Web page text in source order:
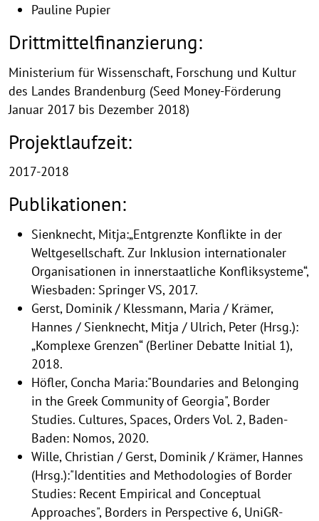
Pauline Pupier
Drittmittelfinanzierung:
Ministerium für Wissenschaft, Forschung und Kultur
des Landes Brandenburg (Seed Money-Förderung
Januar 2017 bis Dezember 2018)
Projektlaufzeit:
2017-2018
Publikationen:
Sienknecht, Mitja:„Entgrenzte Konflikte in der
Weltgesellschaft. Zur Inklusion internationaler
Organisationen in innerstaatliche Konfliksysteme“,
Wiesbaden: Springer VS, 2017.
Gerst, Dominik / Klessmann, Maria / Krämer,
Hannes / Sienknecht, Mitja / Ulrich, Peter (Hrsg.):
„Komplexe Grenzen“ (Berliner Debatte Initial 1),
2018.
Höfler, Concha Maria:"Boundaries and Belonging
in the Greek Community of Georgia", Border
Studies. Cultures, Spaces, Orders Vol. 2, Baden-
Baden: Nomos, 2020.
Wille, Christian / Gerst, Dominik / Krämer, Hannes
(Hrsg.):"Identities and Methodologies of Border
Studies: Recent Empirical and Conceptual
Approaches", Borders in Perspective 6, UniGR-